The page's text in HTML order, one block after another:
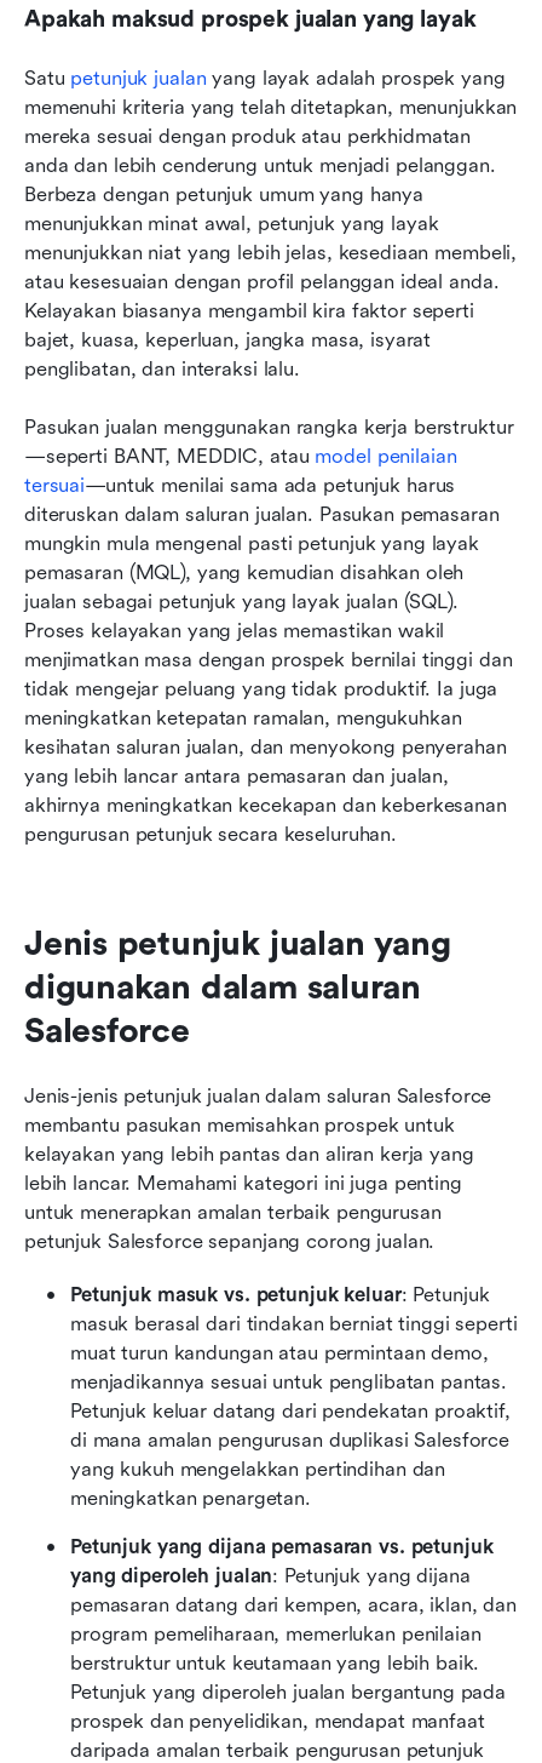
Apakah maksud prospek jualan yang layak
Satu petunjuk jualan yang layak adalah prospek yang
memenuhi kriteria yang telah ditetapkan, menunjukkan
mereka sesuai dengan produk atau perkhidmatan
anda dan lebih cenderung untuk menjadi pelanggan.
Berbeza dengan petunjuk umum yang hanya
menunjukkan minat awal, petunjuk yang layak
menunjukkan niat yang lebih jelas, kesediaan membeli,
atau kesesuaian dengan profil pelanggan ideal anda.
Kelayakan biasanya mengambil kira faktor seperti
bajet, kuasa, keperluan, jangka masa, isyarat
penglibatan, dan interaksi lalu.
Pasukan jualan menggunakan rangka kerja berstruktur
—seperti BANT, MEDDIC, atau model penilaian
tersuai—untuk menilai sama ada petunjuk harus
diteruskan dalam saluran jualan. Pasukan pemasaran
mungkin mula mengenal pasti petunjuk yang layak
pemasaran (MQL), yang kemudian disahkan oleh
jualan sebagai petunjuk yang layak jualan (SQL).
Proses kelayakan yang jelas memastikan wakil
menjimatkan masa dengan prospek bernilai tinggi dan
tidak mengejar peluang yang tidak produktif. Ia juga
meningkatkan ketepatan ramalan, mengukuhkan
kesihatan saluran jualan, dan menyokong penyerahan
yang lebih lancar antara pemasaran dan jualan,
akhirnya meningkatkan kecekapan dan keberkesanan
pengurusan petunjuk secara keseluruhan.
Jenis petunjuk jualan yang
digunakan dalam saluran
Salesforce
Jenis-jenis petunjuk jualan dalam saluran Salesforce
membantu pasukan memisahkan prospek untuk
kelayakan yang lebih pantas dan aliran kerja yang
lebih lancar. Memahami kategori ini juga penting
untuk menerapkan amalan terbaik pengurusan
petunjuk Salesforce sepanjang corong jualan.
Petunjuk masuk vs. petunjuk keluar: Petunjuk
masuk berasal dari tindakan berniat tinggi seperti
muat turun kandungan atau permintaan demo,
menjadikannya sesuai untuk penglibatan pantas.
Petunjuk keluar datang dari pendekatan proaktif,
di mana amalan pengurusan duplikasi Salesforce
yang kukuh mengelakkan pertindihan dan
meningkatkan penargetan.
Petunjuk yang dijana pemasaran vs. petunjuk
yang diperoleh jualan: Petunjuk yang dijana
pemasaran datang dari kempen, acara, iklan, dan
program pemeliharaan, memerlukan penilaian
berstruktur untuk keutamaan yang lebih baik.
Petunjuk yang diperoleh jualan bergantung pada
prospek dan penyelidikan, mendapat manfaat
daripada amalan terbaik pengurusan petunjuk